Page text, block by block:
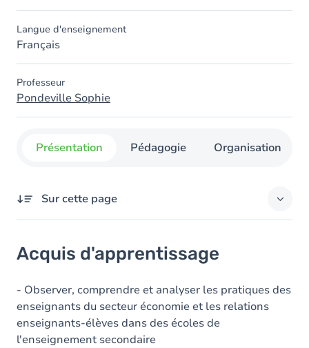
Langue d'enseignement
Français
Professeur
Pondeville Sophie
Présentation Pédagogie Organisation
Sur cette page
Contenu
Acquis d'apprentissage
- Observer, comprendre et analyser les pratiques des
enseignants du secteur économie et les relations
enseignants-élèves dans des écoles de
l'enseignement secondaire